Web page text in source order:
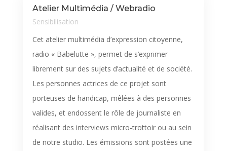
Atelier Multimédia / Webradio
Sensibilisation
Cet atelier multimédia d’expression citoyenne,
radio « Babelutte », permet de s’exprimer
librement sur des sujets d’actualité et de société.
Les personnes actrices de ce projet sont
porteuses de handicap, mêlées à des personnes
valides, et endossent le rôle de journaliste en
réalisant des interviews micro-trottoir ou au sein
de notre studio. Les émissions sont postées une